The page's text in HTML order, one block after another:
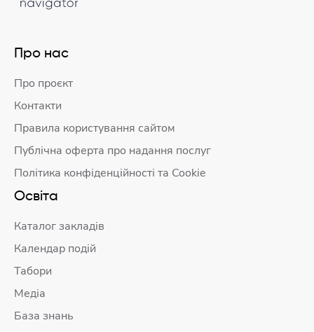
Про нас
Про проєкт
Контакти
Правила користування сайтом
Публічна оферта про надання послуг
Політика конфіденційності та Cookie
Освіта
Каталог закладів
Календар подій
Табори
Медіа
База знань